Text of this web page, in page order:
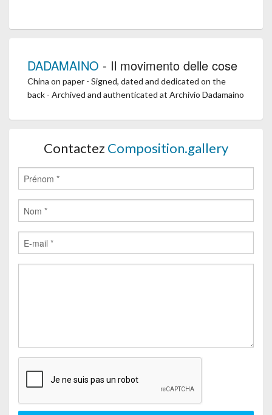
DADAMAINO - Il movimento delle cose
China on paper - Signed, dated and dedicated on the
back - Archived and authenticated at Archivio Dadamaino
Contactez Composition.gallery